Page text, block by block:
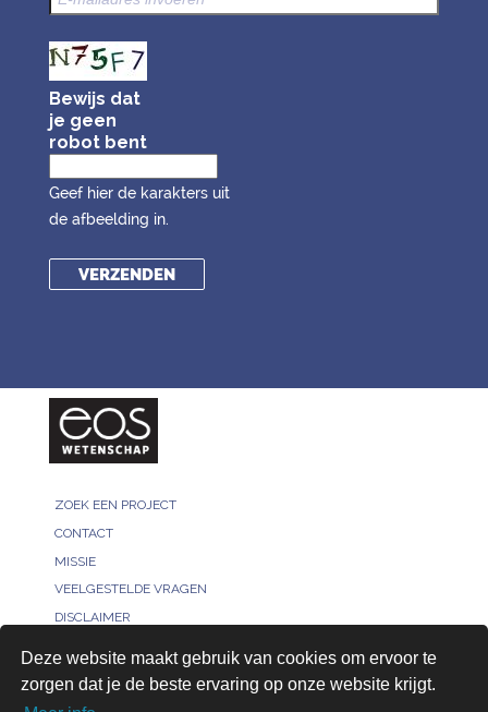
Deze website maakt gebruik van cookies om ervoor te
zorgen dat je de beste ervaring op onze website krijgt.
Bewijs dat
je geen
robot bent
Geef hier de karakters uit
de afbeelding in.
ZOEK EEN PROJECT
CONTACT
MISSIE
VEELGESTELDE VRAGEN
DISCLAIMER